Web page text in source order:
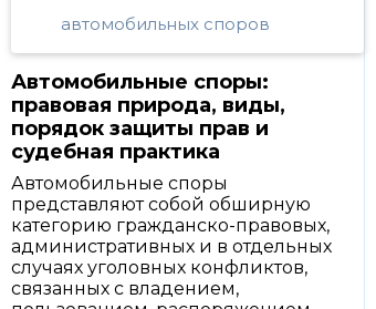
автомобильных споров
Автомобильные споры:
правовая природа, виды,
порядок защиты прав и
судебная практика
Автомобильные споры
представляют собой обширную
категорию гражданско-правовых,
административных и в отдельных
случаях уголовных конфликтов,
связанных с владением,